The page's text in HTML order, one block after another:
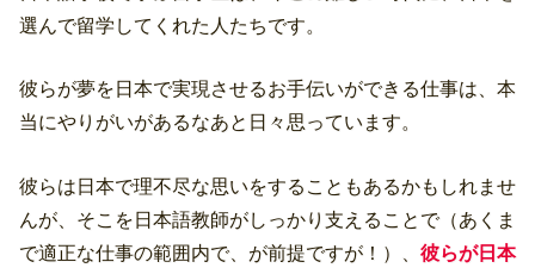
選んで留学してくれた人たちです。
彼らが夢を日本で実現させるお手伝いができる仕事は、本
当にやりがいがあるなあと日々思っています。
彼らは日本で理不尽な思いをすることもあるかもしれませ
んが、そこを日本語教師がしっかり支えることで（あくま
で適正な仕事の範囲内で、が前提ですが！）、 彼らが日本